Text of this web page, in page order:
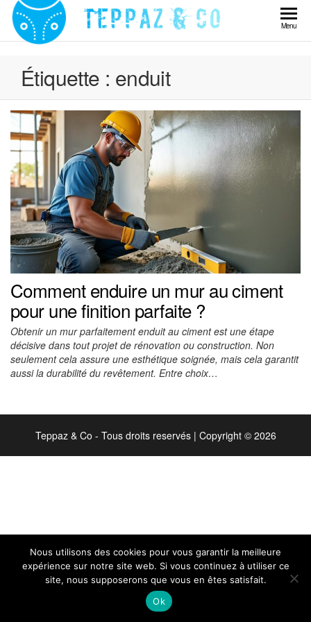
Skip
content
Teppaz
Menu
Étiquette : enduit
Comment enduire un mur au ciment
pour une finition parfaite ?
Obtenir un mur parfaitement enduit au ciment est une étape
décisive dans tout projet de rénovation ou construction. Non
seulement cela assure une esthétique soignée, mais cela garantit
aussi la durabilité du revêtement. Entre choix…
Teppaz & Co - Tous droits reservés | Copyright © 2026
Nous utilisons des cookies pour vous garantir la meilleure
expérience sur notre site web. Si vous continuez à utiliser ce
site, nous supposerons que vous en êtes satisfait.
Ok